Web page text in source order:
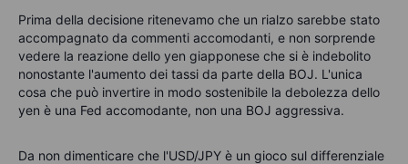
Prima della decisione ritenevamo che un rialzo sarebbe stato
accompagnato da commenti accomodanti, e non sorprende
vedere la reazione dello yen giapponese che si è indebolito
nonostante l'aumento dei tassi da parte della BOJ. L'unica
cosa che può invertire in modo sostenibile la debolezza dello
yen è una Fed accomodante, non una BOJ aggressiva.
Da non dimenticare che l'USD/JPY è un gioco sul differenziale